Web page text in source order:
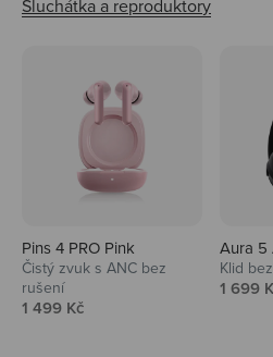
Pins 4 PRO Pink
Čistý zvuk s ANC bez
rušení
Prodejní cena
1 499 Kč
Aura 5
Klid
1 699